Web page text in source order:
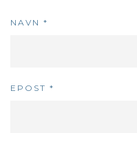
NAVN *
EPOST *